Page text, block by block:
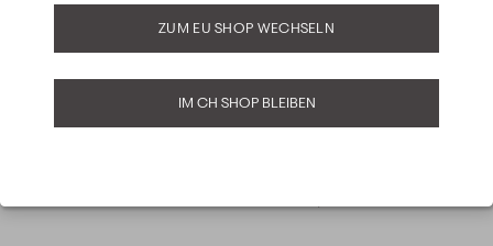
ZUM EU SHOP WECHSELN
IM CH SHOP BLEIBEN